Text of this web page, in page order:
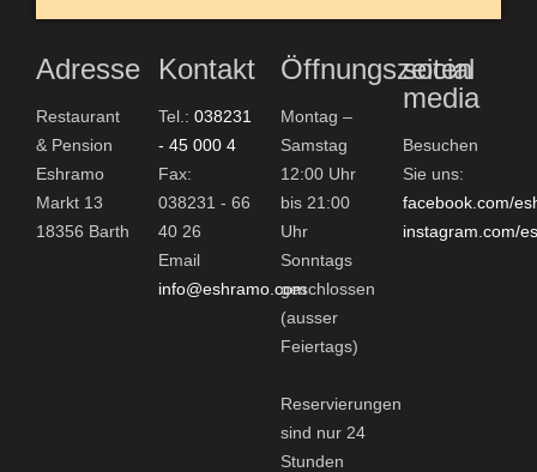
Adresse
Restaurant
& Pension
Eshramo
Markt 13
18356 Barth
Kontakt
Tel.: 038231
- 45 000 4
Fax:
038231 - 66
40 26
Email
info@eshramo.com
Öffnungszeiten
Montag –
Samstag
12:00 Uhr
bis 21:00
Uhr
Sonntags
geschlossen
(ausser
Feiertags)
Reservierungen
sind nur 24
Stunden
social
media
Besuchen
Sie uns:
facebook.com/
instagram.com/